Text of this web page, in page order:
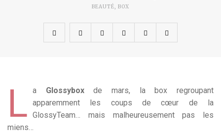
BEAUTÉ, BOX
L a Glossyboxde mars, la box regroupant
apparemment les coups de cœur de la
GlossyTeam… mais malheureusement pas les
miens…